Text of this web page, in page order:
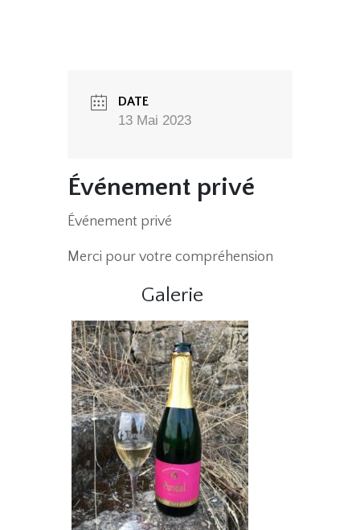
DATE
13 Mai 2023
Événement privé
Événement privé
Merci pour votre compréhension
Galerie